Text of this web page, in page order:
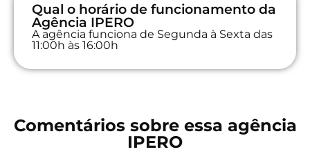
Qual o horário de funcionamento da
Agência IPERO
A agência funciona de Segunda à Sexta das
11:00h às 16:00h
Comentários sobre essa agência
IPERO